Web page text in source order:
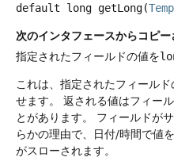
default long getLong(
次のインタフェースからコピ
指定されたフィールドの値を
これは、指定されたフィール
せます。
返される値はフィー
とがあります。
フィールドが
らかの理由で、日付/時間で値
がスローされます。